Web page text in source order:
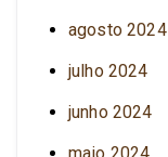
agosto 2024
julho 2024
junho 2024